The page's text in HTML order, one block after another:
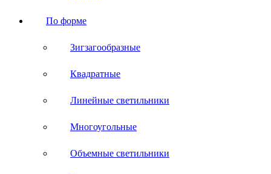
По форме
Зигзагообразные
Квадратные
Линейные светильники
Многоугольные
Объемные светильники